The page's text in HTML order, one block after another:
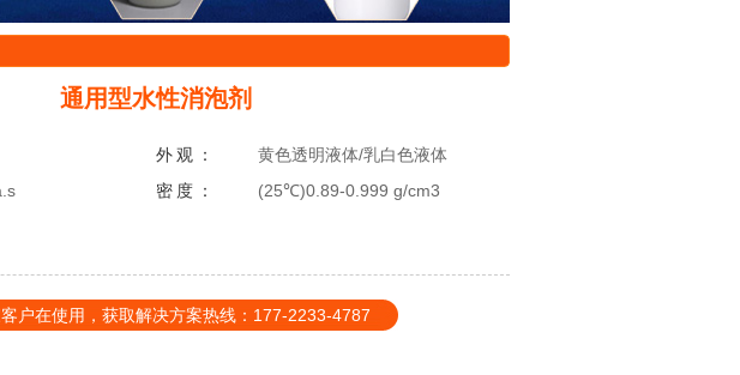
通用型水性消泡剂
外观：
黄色透明液体/乳白色液体
密 度：
(25℃)0.89-0.999 g/cm3
户在使用，获取解决方案热线：177-2233-4787